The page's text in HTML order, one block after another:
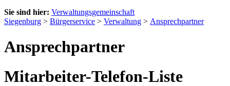
Sie sind hier: Verwaltungsgemeinschaft
Siegenburg > Bürgerservice > Verwaltung > Ansprechpartner
Ansprechpartner
Mitarbeiter-Telefon-Liste